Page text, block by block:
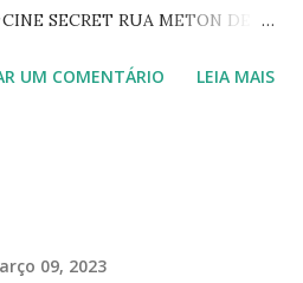
SECRET RUA METON DE
RUA FLORIANO PEIXOTO 1206
DE MAIO 825 ☆CINE ECLIPSE
UM COMENTÁRIO LEIA MAIS
09, 2023